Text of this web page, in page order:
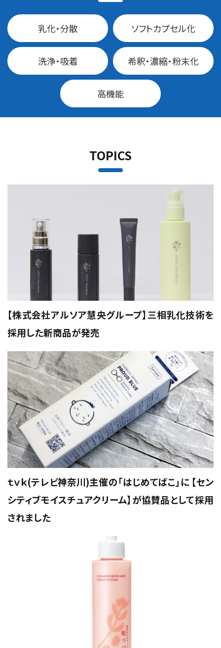
乳化・分散 ソフトカプセル化
洗浄・吸着 希釈・濃縮・粉末化
高機能
TOPICS
【株式会社アルソア慧央グループ】三相乳化技術を
採用した新商品が発売
ｔｖｋ(テレビ神奈川)主催の「はじめてばこ」に 【セン
シティブモイスチュアクリーム】が協賛品として採用
されました